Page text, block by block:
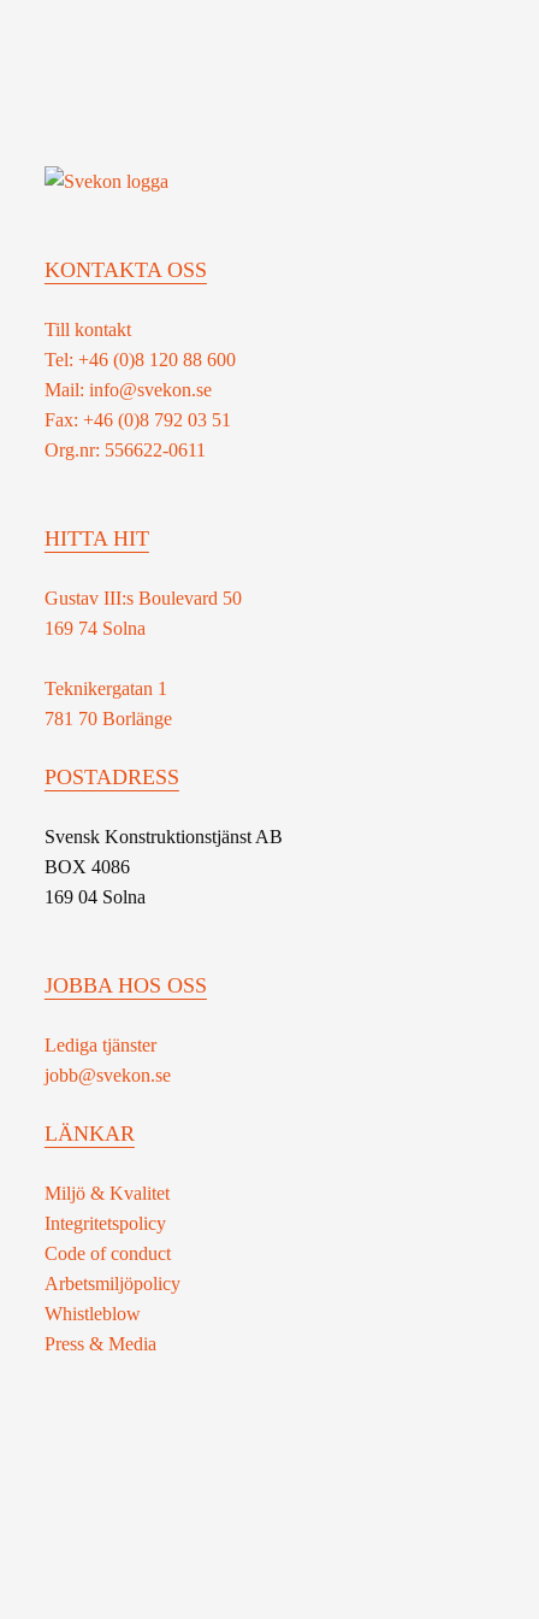
KONTAKTA OSS
Till kontakt
Tel: +46 (0)8 120 88 600
Mail: info@svekon.se
Fax: +46 (0)8 792 03 51
Org.nr: 556622-0611
HITTA HIT
Gustav III:s Boulevard 50
169 74 Solna
Teknikergatan 1
781 70 Borlänge
POSTADRESS
Svensk Konstruktionstjänst AB
BOX 4086
169 04 Solna
JOBBA HOS OSS
Lediga tjänster
jobb@svekon.se
LÄNKAR
Miljö & Kvalitet
Integritetspolicy
Code of conduct
Arbetsmiljöpolicy
Whistleblow
Press & Media